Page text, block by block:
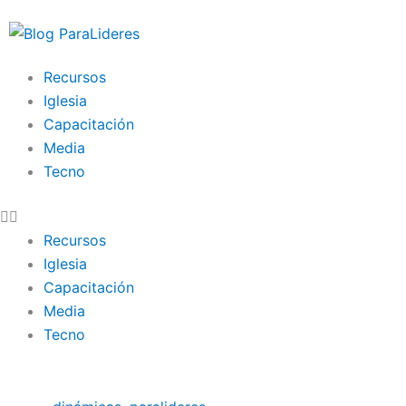
al
Recursos
Iglesia
Capacitación
Media
Tecno
Recursos
Iglesia
Capacitación
Media
Tecno